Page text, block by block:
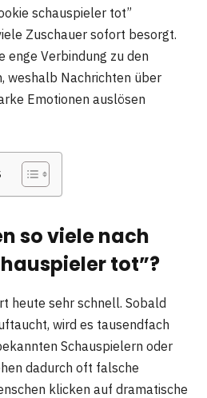
schauspieler tot”
Zuschauer sofort besorgt.
enge Verbindung zu den
weshalb Nachrichten über
Emotionen auslösen
so viele nach
tot”?
heute sehr schnell. Sobald
wird es tausendfach
Schauspielern oder
dadurch oft falsche
klicken auf dramatische